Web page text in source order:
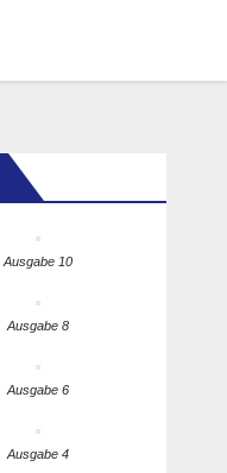
Ausgabe 10
Ausgabe 8
Ausgabe 6
Ausgabe 4